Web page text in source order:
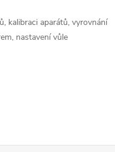
kalibraci aparátů, vyrovnání
nastavení vůle